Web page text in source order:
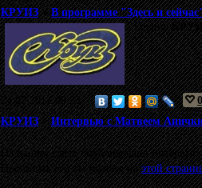
КРУИЗ>В программе "Здесь и
Группа
24.07.2014 09:23 0
КРУИЗ>Интервью с Матвеем
На нашем сайте опубликовано интервью
Прочитать его вы можете наэтой